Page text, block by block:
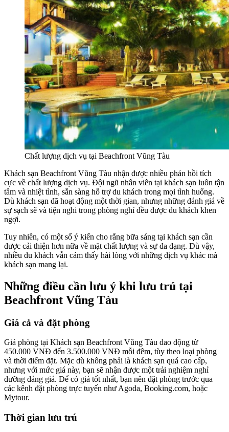
Chất lượng dịch vụ tại Beachfront Vũng Tàu
Khách sạn Beachfront Vũng Tàu nhận được nhiều phản hồi tích
cực về chất lượng dịch vụ. Đội ngũ nhân viên tại khách sạn luôn tận
tâm và nhiệt tình, sẵn sàng hỗ trợ du khách trong mọi tình huống.
Dù khách sạn đã hoạt động một thời gian, nhưng những đánh giá về
sự sạch sẽ và tiện nghi trong phòng nghỉ đều được du khách khen
ngợi.
Tuy nhiên, có một số ý kiến cho rằng bữa sáng tại khách sạn cần
được cải thiện hơn nữa về mặt chất lượng và sự đa dạng. Dù vậy,
nhiều du khách vẫn cảm thấy hài lòng với những dịch vụ khác mà
khách sạn mang lại.
Những điều cần lưu ý khi lưu trú tại
Beachfront Vũng Tàu
Giá cả và đặt phòng
Giá phòng tại Khách sạn Beachfront Vũng Tàu dao động từ
450.000 VNĐ đến 3.500.000 VNĐ mỗi đêm, tùy theo loại phòng
và thời điểm đặt. Mặc dù không phải là khách sạn quá cao cấp,
nhưng với mức giá này, bạn sẽ nhận được một trải nghiệm nghỉ
dưỡng đáng giá. Để có giá tốt nhất, bạn nên đặt phòng trước qua
các kênh đặt phòng trực tuyến như Agoda, Booking.com, hoặc
Mytour.
Thời gian lưu trú